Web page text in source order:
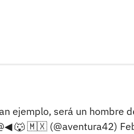
ejemplo, será un hombre
🐺 🇲🇽 (@aventura42)